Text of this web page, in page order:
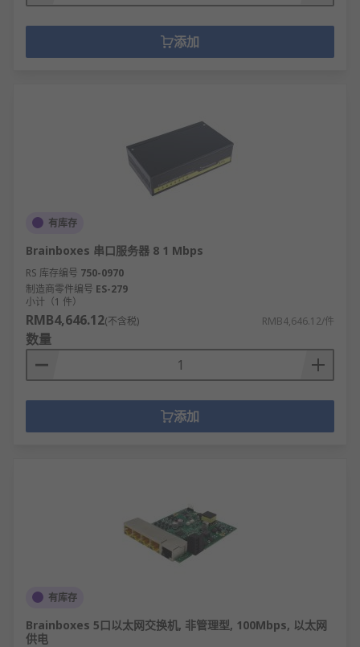
添加
有库存
Brainboxes 串口服务器 8 1 Mbps
RS 库存编号 750-0970
制造商零件编号 ES-279
小计（1 件）
RMB4,646.12(不含税) RMB4,646.12/件
数量
添加
有库存
Brainboxes 5口以太网交换机, 非管理型, 100Mbps, 以太网
供电